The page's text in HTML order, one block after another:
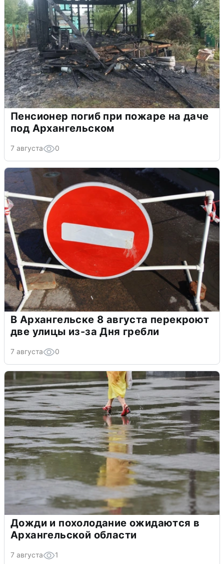
Пенсионер погиб при пожаре на даче
под Архангельском
7 августа 0
В Архангельске 8 августа перекроют
две улицы из-за Дня гребли
7 августа 0
Дожди и похолодание ожидаются в
Архангельской области
7 августа 1